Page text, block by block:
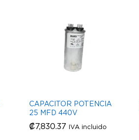
CAPACITOR POTENCIA
25 MFD 440V
₡7,830.37 IVA incluido
₡7,830.37